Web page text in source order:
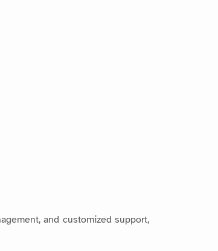
and customized support,